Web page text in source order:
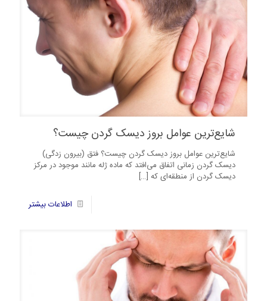
شایع‌ترین عوامل بروز دیسک گردن چیست؟
شایع‌ترین عوامل بروز دیسک گردن چیست؟ فتق (بیرون زدگی)
دیسک گردن زمانی اتفاق می‌افتد که ماده ژله مانند موجود در مرکز
دیسک گردن از منطقه‌ای که […]
اطلاعات بیشتر